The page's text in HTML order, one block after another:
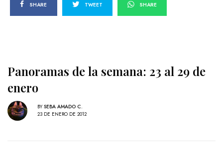
SHARE TWEET SHARE
Panoramas de la semana: 23 al 29 de
enero
BY SEBA AMADO C.
23 DE ENERO DE 2012